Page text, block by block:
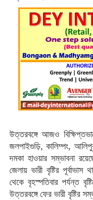
উত্তরবঙ্গে আজও
জলপাইগুড়ি, কালিম্পং,
দমকা হাওয়ার সম্ভাবনা
জেলায় ভারী বৃষ্টির
থেকে বৃহস্পতিবার পর্যন্ত
উত্তরবঙ্গে ফের ভারী বৃষ্টির